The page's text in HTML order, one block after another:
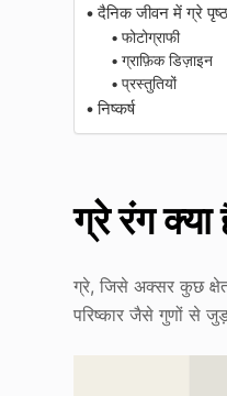
दैनिक जीवन में ग्रे
फोटोग्राफी
ग्राफ़िक डिज़ाइन
प्रस्तुतियों
निष्कर्ष
ग्रे रंग क्या
ग्रे, जिसे अक्सर कुछ
परिष्कार जैसे गुणों से